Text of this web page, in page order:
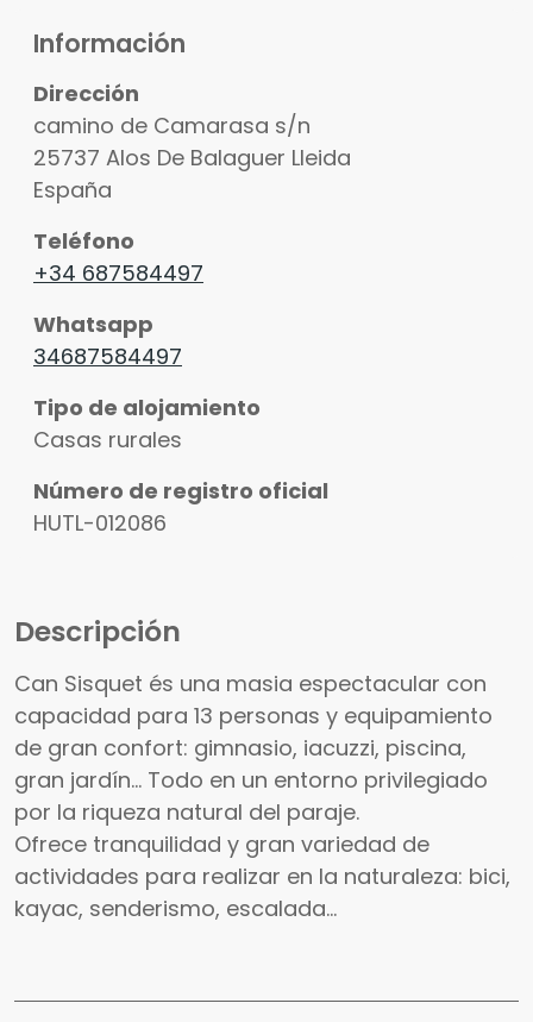
Información
Dirección
camino de Camarasa s/n
25737 Alos De Balaguer Lleida
España
Teléfono
+34 687584497
Whatsapp
34687584497
Tipo de alojamiento
Casas rurales
Número de registro oficial
HUTL-012086
Descripción
Can Sisquet és una masia espectacular con
capacidad para 13 personas y equipamiento
de gran confort: gimnasio, iacuzzi, piscina,
gran jardín... Todo en un entorno privilegiado
por la riqueza natural del paraje.
Ofrece tranquilidad y gran variedad de
actividades para realizar en la naturaleza: bici,
kayac, senderismo, escalada...